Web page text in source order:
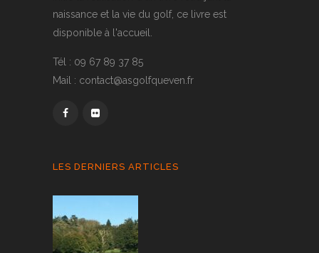
naissance et la vie du golf, ce livre est
disponible à l'accueil.
Tél : 09 67 89 37 85
Mail : contact@asgolfqueven.fr
LES DERNIERS ARTICLES